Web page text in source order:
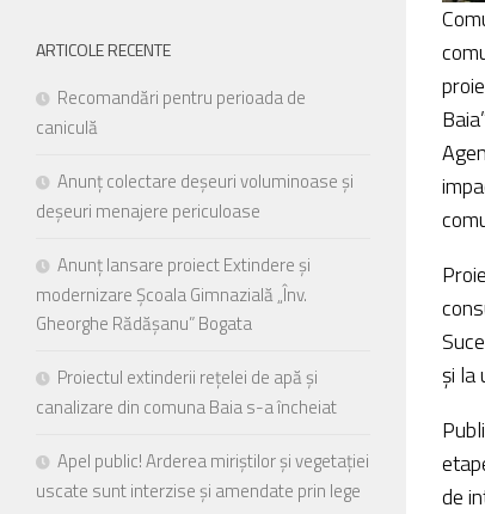
meniu
accesibilitate.
și la
de
ARTICOLE RECENTE
Recomandări pentru perioada de
caniculă
Anunț colectare deșeuri voluminoase și
deșeuri menajere periculoase
Anunț lansare proiect Extindere și
modernizare Școala Gimnazială „Înv.
Gheorghe Rădășanu” Bogata
Proiectul extinderii rețelei de apă și
canalizare din comuna Baia s-a încheiat
Apel public! Arderea miriștilor și vegetației
uscate sunt interzise și amendate prin lege